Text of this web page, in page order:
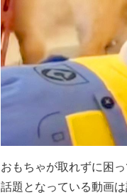
おもちゃが取れずに困
話題となっている動画